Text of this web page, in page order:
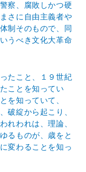
察、腐敗しかつ硬
さに自由主義者や
制そのもので、同
うべき文化大革命
たこと、１９世紀
ことを知ってい
を知っていて、
破綻から起こり、
れわれは、理論、
るものが、歳をと
変わることを知っ